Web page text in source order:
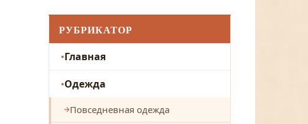
РУБРИКАТОР
Главная
Одежда
Повседневная одежда